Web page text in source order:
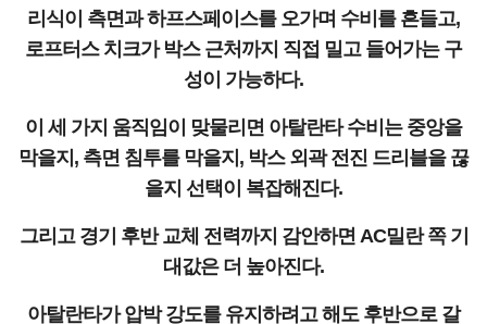
리식이 측면과 하프스페이스를 오가며 수비를 흔들고,
로프터스 치크가 박스 근처까지 직접 밀고 들어가는 구
성이 가능하다.
이 세 가지 움직임이 맞물리면 아탈란타 수비는 중앙을
막을지, 측면 침투를 막을지, 박스 외곽 전진 드리블을 끊
을지 선택이 복잡해진다.
그리고 경기 후반 교체 전력까지 감안하면 AC밀란 쪽 기
대값은 더 높아진다.
아탈란타가 압박 강도를 유지하려고 해도 후반으로 갈